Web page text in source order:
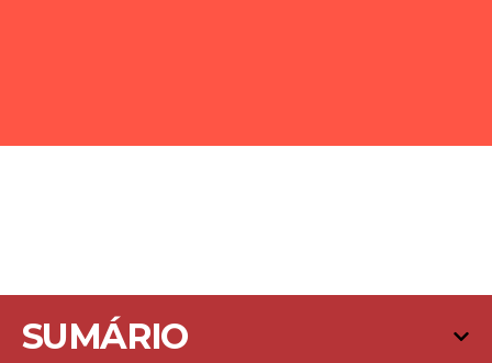
SUMÁRIO